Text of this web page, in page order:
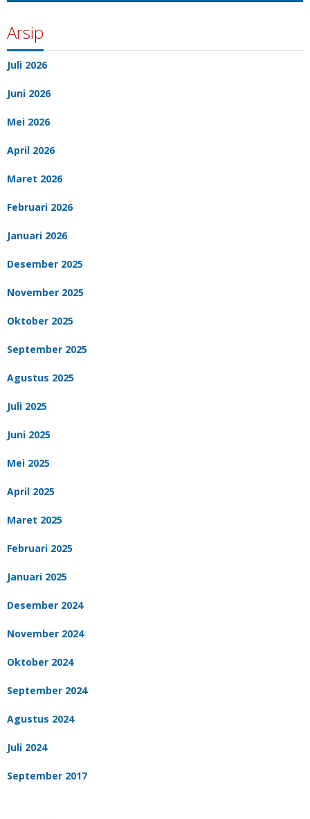
Arsip
Juli 2026
Juni 2026
Mei 2026
April 2026
Maret 2026
Februari 2026
Januari 2026
Desember 2025
November 2025
Oktober 2025
September 2025
Agustus 2025
Juli 2025
Juni 2025
Mei 2025
April 2025
Maret 2025
Februari 2025
Januari 2025
Desember 2024
November 2024
Oktober 2024
September 2024
Agustus 2024
Juli 2024
September 2017